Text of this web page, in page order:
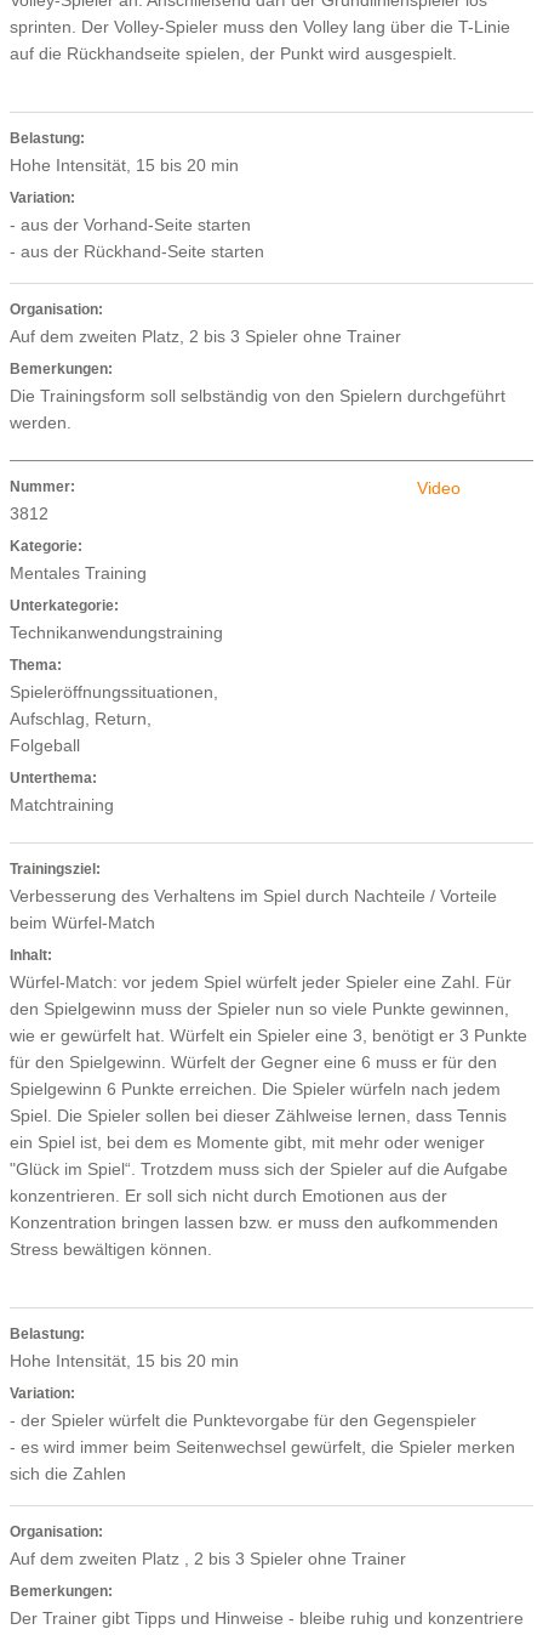
sprinten. Der Volley-Spieler muss den Volley lang über die T-Linie
auf die Rückhandseite spielen, der Punkt wird ausgespielt.
Belastung:
Hohe Intensität, 15 bis 20 min
Variation:
- aus der Vorhand-Seite starten
- aus der Rückhand-Seite starten
Organisation:
Auf dem zweiten Platz, 2 bis 3 Spieler ohne Trainer
Bemerkungen:
Die Trainingsform soll selbständig von den Spielern durchgeführt
werden.
Nummer:
3812
Kategorie:
Mentales Training
Unterkategorie:
Technikanwendungstraining
Thema:
Spieleröffnungssituationen,
Aufschlag, Return,
Folgeball
Unterthema:
Matchtraining
Video
Trainingsziel:
Verbesserung des Verhaltens im Spiel durch Nachteile / Vorteile
beim Würfel-Match
Inhalt:
Würfel-Match: vor jedem Spiel würfelt jeder Spieler eine Zahl. Für
den Spielgewinn muss der Spieler nun so viele Punkte gewinnen,
wie er gewürfelt hat. Würfelt ein Spieler eine 3, benötigt er 3 Punkte
für den Spielgewinn. Würfelt der Gegner eine 6 muss er für den
Spielgewinn 6 Punkte erreichen. Die Spieler würfeln nach jedem
Spiel. Die Spieler sollen bei dieser Zählweise lernen, dass Tennis
ein Spiel ist, bei dem es Momente gibt, mit mehr oder weniger
"Glück im Spiel“. Trotzdem muss sich der Spieler auf die Aufgabe
konzentrieren. Er soll sich nicht durch Emotionen aus der
Konzentration bringen lassen bzw. er muss den aufkommenden
Stress bewältigen können.
Belastung:
Hohe Intensität, 15 bis 20 min
Variation:
- der Spieler würfelt die Punktevorgabe für den Gegenspieler
- es wird immer beim Seitenwechsel gewürfelt, die Spieler merken
sich die Zahlen
Organisation:
Auf dem zweiten Platz , 2 bis 3 Spieler ohne Trainer
Bemerkungen:
Der Trainer gibt Tipps und Hinweise - bleibe ruhig und konzentriere